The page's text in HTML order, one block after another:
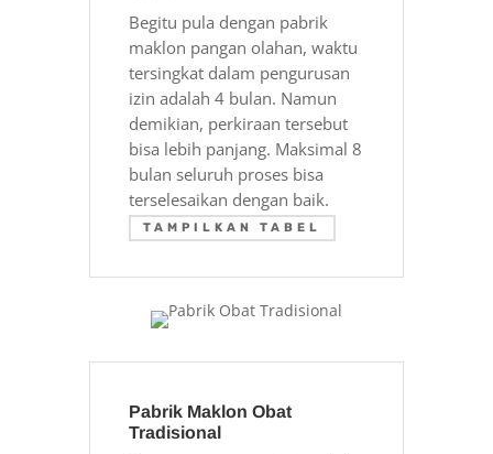
Begitu pula dengan pabrik
maklon pangan olahan, waktu
tersingkat dalam pengurusan
izin adalah 4 bulan. Namun
demikian, perkiraan tersebut
bisa lebih panjang. Maksimal 8
bulan seluruh proses bisa
terselesaikan dengan baik.
TAMPILKAN TABEL
Pabrik Maklon Obat
Tradisional